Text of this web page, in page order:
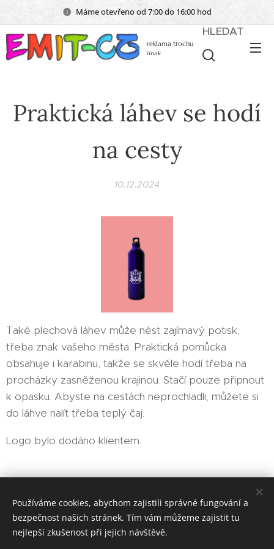
Máme otevřeno od 7:00 do 16:00 hod
reklama trochu
jinak
HLEDAT
Praktická láhev se hodí
na cesty
10.12.2024
Také plechová láhev může nést zajímavý potisk,
třeba znak vašeho města. Praktická pomůcka
obsahuje i karabinu, takže se skvěle hodí třeba na
procházky zasněženou krajinou. Stačí pouze připnout
k opasku. Abyste na cestách neprochladli, můžete si
do láhve nalít třeba teplý čaj.
Logo bylo dodáno klientem.
EMIT-CZ sociální podnik, s. r. o.
Vytvořeno službouWebnode Cookies
Používáme cookies, abychom zajistili správné fungování a
bezpečnost našich stránek. Tím vám můžeme zajistit tu
nejlepší zkušenost při jejich návštěvě.